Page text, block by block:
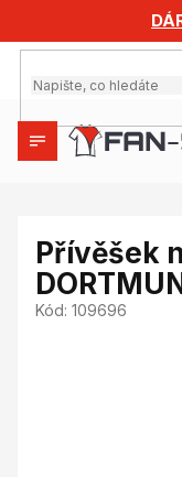
obsah
Přívěšek
Kód: 109696